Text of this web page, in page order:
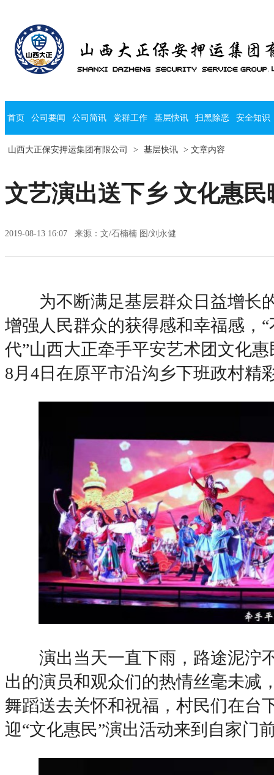
首页 公司要闻 公司简讯 党群工作 基层快讯 扫黑除恶 安全知识
山西大正保安押运集团有限公司 > 基层快讯 > 文章内容
文艺演出送下乡 文化惠民
2019-08-13 16:07 来源：文/石楠楠 图/刘永健
为不断满足基层群众日益增长
增强人民群众的获得感和幸福感，
代”山西大正牵手平安艺术团文化
8月4日在原平市沿沟乡下班政村精
演出当天一直下雨，路途泥泞
出的演员和观众们的热情丝毫未减
舞蹈送去关怀和祝福，村民们在台
迎“文化惠民”演出活动来到自家门